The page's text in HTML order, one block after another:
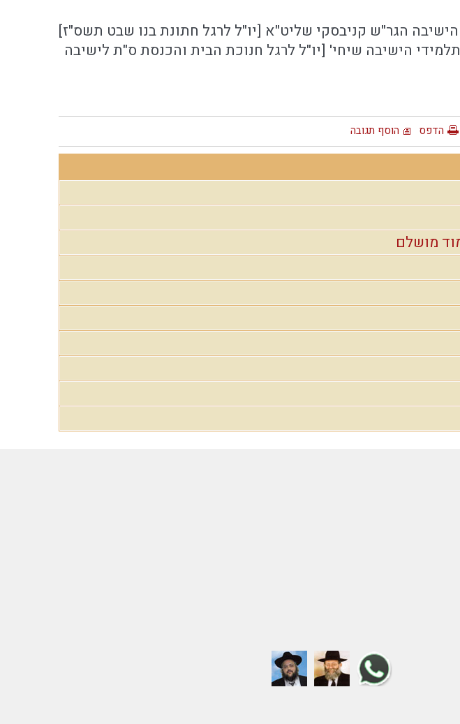
הגר"ש קניבסקי שליט"א [יו"ל לרגל חתונת בנו שבט תשס"ז]
הישיבה שיחי' [יו"ל לרגל חנוכת הבית והכנסת ס"ת לישיבה
הדפס הוסף תגובה
מושלם